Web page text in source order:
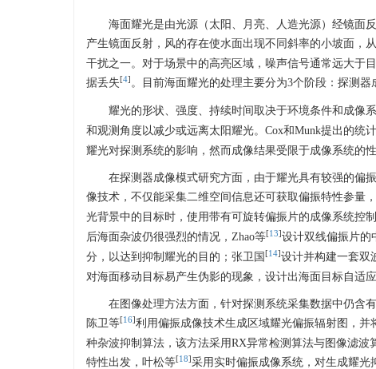
海面耀光是由光源（太阳、月亮、人造光源）经镜面
产生镜面反射，风的存在使水面出现不同斜率的小坡面，
干扰之一。对于场景中的高亮区域，噪声信号通常远大于
据丢失[4] 。目前海面耀光的处理主要分为3个阶段：探测器
耀光的形状、强度、持续时间取决于环境条件和成像
和观测角度以减少或远离太阳耀光。Cox和Munk提出的统
耀光对探测系统的影响，然而成像结果受限于成像系统的
在探测器成像模式研究方面，由于耀光具有较强的偏
像技术，不仅能采集二维空间信息还可获取偏振特性参量
光背景中的目标时，使用带有可旋转偏振片的成像系统控
后海面杂波仍很强烈的情况，Zhao等[13]设计双线偏振片的
分，以达到抑制耀光的目的；张卫国 [14]设计并构建一套双
对海面移动目标易产生伪影的现象，设计出海面目标自适
在图像处理方法方面，针对探测系统采集数据中仍含
陈卫等[16]利用偏振成像技术生成区域耀光偏振辐射图，
种杂波抑制算法，该方法采用RX异常检测算法与图像滤
特性出发，叶松等[18]采用实时偏振成像系统，对生成耀